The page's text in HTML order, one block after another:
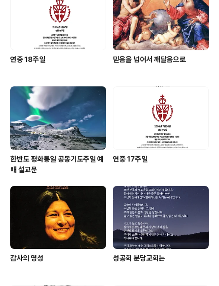
연중 18주일 믿음을 넘어서 깨달음으로
한반도 평화통일 공동기도주일 예
배 설교문
연중 17주일
감사의 영성 성공회 분당교회는